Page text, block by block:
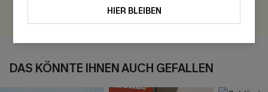
BEWERTEN
DAS KÖNNTE IHNEN AUCH GEFALLEN
HIER BLEIBEN